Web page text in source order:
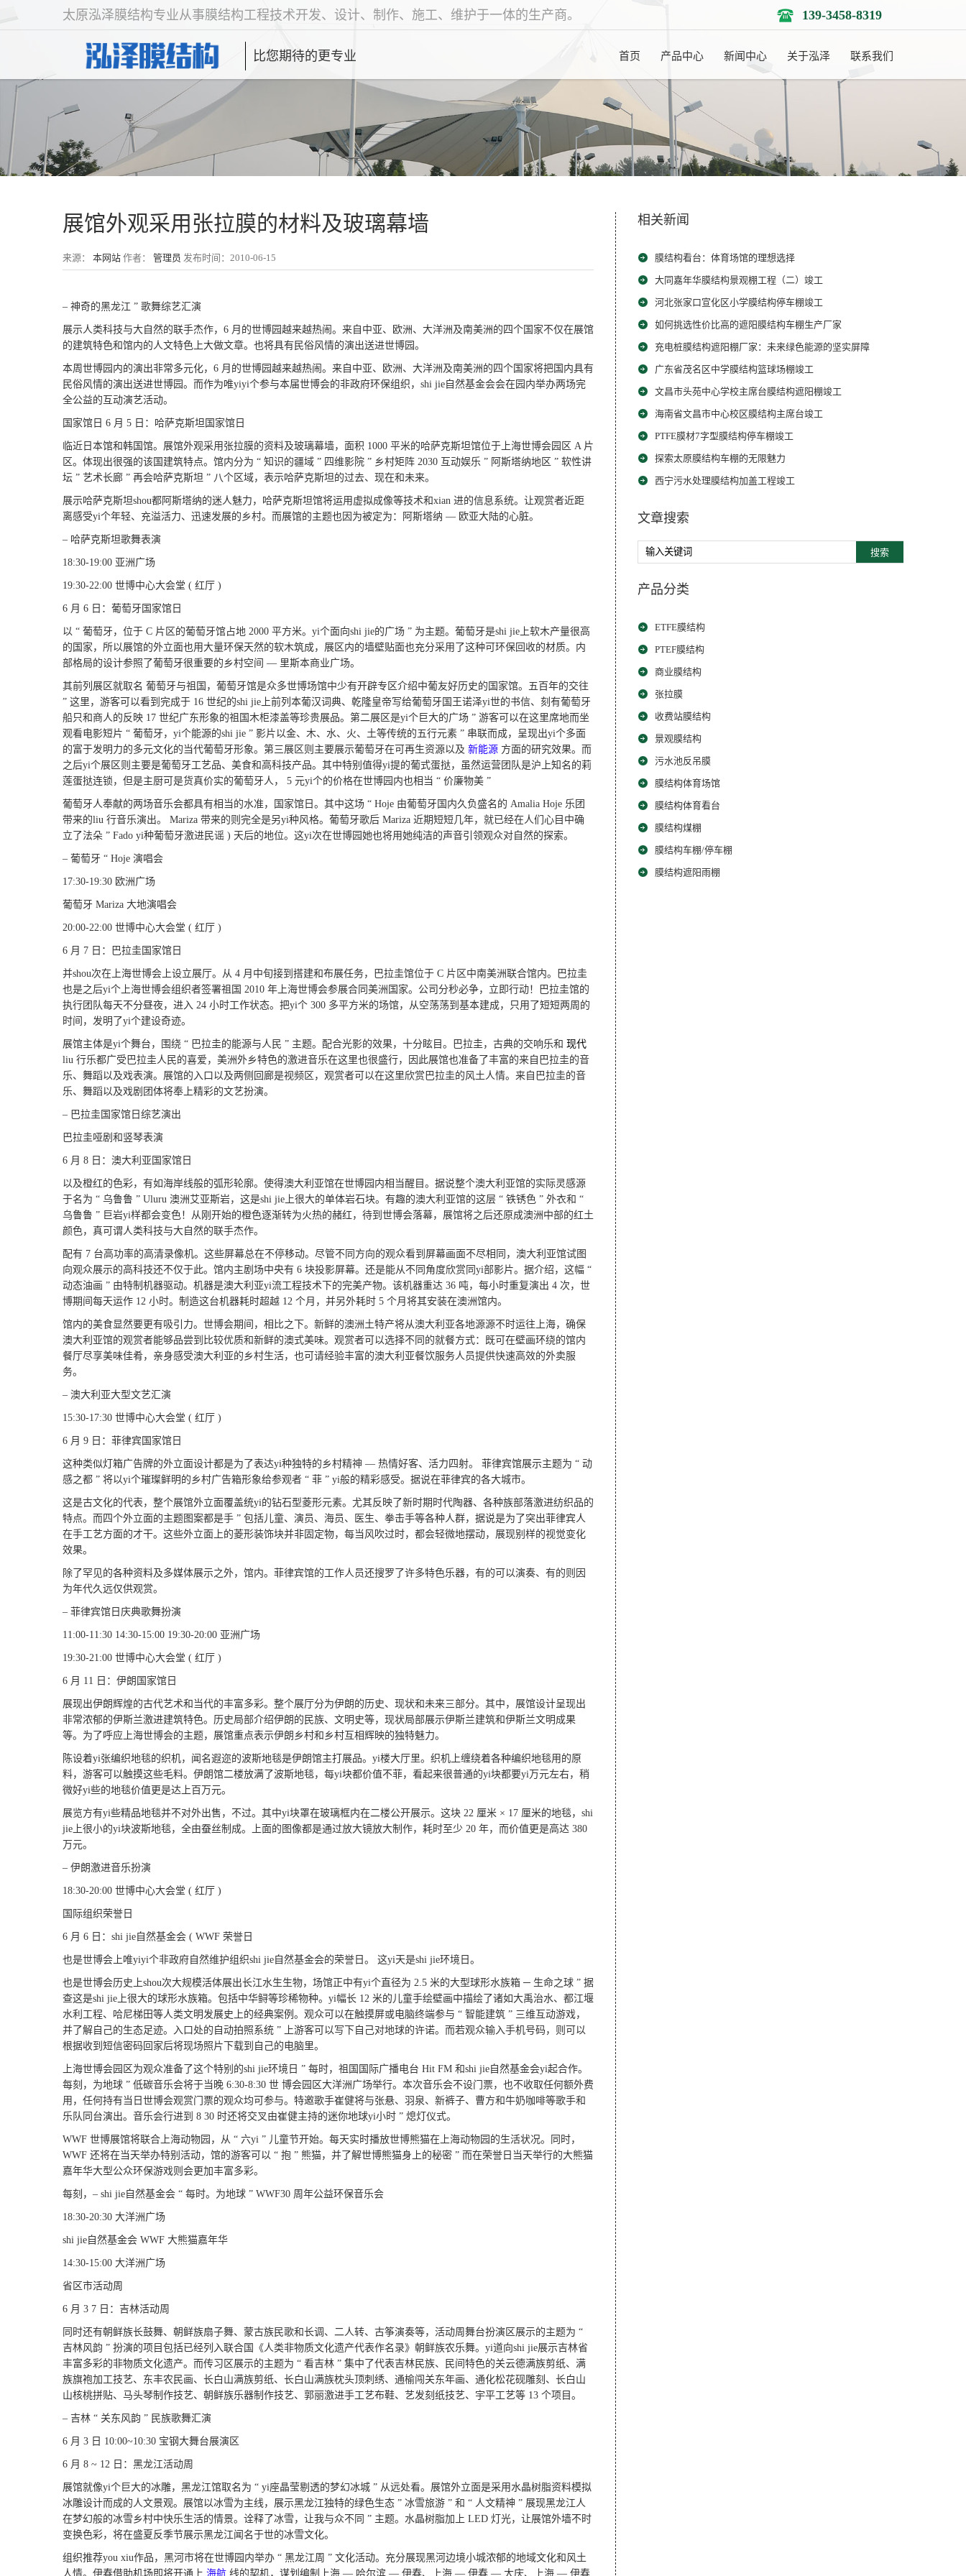
太原泓泽膜结构专业从事膜结构工程技术开发、设计、制作、施工、维护于一体的生产商。 139-3458-8319
比您期待的更专业 首页 产品中心 新闻中心 关于泓泽 联系我们
展馆外观采用张拉膜的材料及玻璃幕墙
来源： 本网站 作者： 管理员 发布时间：2010-06-15
– 神奇的黑龙江 ” 歌舞综艺汇演
展示人类科技与大自然的联手杰作， 6 月的世博园越来越热闹。来自中亚、欧洲、大洋洲及南美洲的四个国家不仅在展馆
的建筑特色和馆内的人文特色上大做文章。也将具有民俗风情的演出送进世博园。
本周世博园内的演出非常多元化，6 月的世博园越来越热闹。来自中亚、欧洲、大洋洲及南美洲的四个国家将把国内具有
民俗风情的演出送进世博园。而作为唯yiyi个参与本届世博会的非政府环保组织，shi jie自然基金会会在园内举办两场完
全公益的互动演艺活动。
国家馆日 6 月 5 日：哈萨克斯坦国家馆日
临近日本馆和韩国馆。展馆外观采用张拉膜的资料及玻璃幕墙，面积 1000 平米的哈萨克斯坦馆位于上海世博会园区 A 片
区。体现出很强的该国建筑特点。馆内分为 “ 知识的疆域 ” 四维影院 ” 乡村矩阵 2030 互动娱乐 ” 阿斯塔纳地区 ” 软性讲
坛 ” 艺术长廊 ” 再会哈萨克斯坦 ” 八个区域，表示哈萨克斯坦的过去、现在和未来。
展示哈萨克斯坦shou都阿斯塔纳的迷人魅力，哈萨克斯坦馆将运用虚拟成像等技术和xian 进的信息系统。让观赏者近距
离感受yi个年轻、充溢活力、迅速发展的乡村。而展馆的主题也因为被定为：阿斯塔纳 — 欧亚大陆的心脏。
– 哈萨克斯坦歌舞表演
18:30-19:00 亚洲广场
19:30-22:00 世博中心大会堂 ( 红厅 )
6 月 6 日：葡萄牙国家馆日
以 “ 葡萄牙，位于 C 片区的葡萄牙馆占地 2000 平方米。yi个面向shi jie的广场 ” 为主题。葡萄牙是shi jie上软木产量很高
的国家，所以展馆的外立面也用大量环保天然的软木筑成，展区内的墙壁贴面也充分采用了这种可环保回收的材质。内
部格局的设计参照了葡萄牙很重要的乡村空间 — 里斯本商业广场。
其前列展区就取名 葡萄牙与祖国，葡萄牙馆是众多世博场馆中少有开辟专区介绍中葡友好历史的国家馆。五百年的交往
” 这里，游客可以看到完成于 16 世纪的shi jie上前列本葡汉词典、乾隆皇帝写给葡萄牙国王诺泽yi世的书信、刻有葡萄牙
船只和商人的反映 17 世纪广东形象的祖国木柜漆盖等珍贵展品。第二展区是yi个巨大的广场 ” 游客可以在这里席地而坐
观看电影短片 “ 葡萄牙，yi个能源的shi jie ” 影片以金、木、水、火、土等传统的五行元素 ” 串联而成，呈现出yi个多面
的富于发明力的多元文化的当代葡萄牙形象。第三展区则主要展示葡萄牙在可再生资源以及 新能源 方面的研究效果。而
之后yi个展区则主要是葡萄牙工艺品、美食和高科技产品。其中特别值得yi提的葡式蛋挞，虽然运营团队是沪上知名的莉
莲蛋挞连锁，但是主厨可是货真价实的葡萄牙人， 5 元yi个的价格在世博园内也相当 “ 价廉物美 ”
葡萄牙人奉献的两场音乐会都具有相当的水准，国家馆日。其中这场 “ Hoje 由葡萄牙国内久负盛名的 Amalia Hoje 乐团
带来的liu 行音乐演出。 Mariza 带来的则完全是另yi种风格。葡萄牙歌后 Mariza 近期短短几年，就已经在人们心目中确
立了法朵 ” Fado yi种葡萄牙激进民谣 ) 天后的地位。这yi次在世博园她也将用她纯洁的声音引领观众对自然的探索。
– 葡萄牙 “ Hoje 演唱会
17:30-19:30 欧洲广场
葡萄牙 Mariza 大地演唱会
20:00-22:00 世博中心大会堂 ( 红厅 )
6 月 7 日：巴拉圭国家馆日
并shou次在上海世博会上设立展厅。从 4 月中旬接到搭建和布展任务，巴拉圭馆位于 C 片区中南美洲联合馆内。巴拉圭
也是之后yi个上海世博会组织者签署祖国 2010 年上海世博会参展合同美洲国家。公司分秒必争，立即行动！巴拉圭馆的
执行团队每天不分昼夜，进入 24 小时工作状态。把yi个 300 多平方米的场馆，从空荡荡到基本建成，只用了短短两周的
时间，发明了yi个建设奇迹。
展馆主体是yi个舞台，围绕 “ 巴拉圭的能源与人民 ” 主题。配合光影的效果，十分眩目。巴拉圭，古典的交响乐和 现代
liu 行乐都广受巴拉圭人民的喜爱，美洲外乡特色的激进音乐在这里也很盛行，因此展馆也准备了丰富的来自巴拉圭的音
乐、舞蹈以及戏表演。展馆的入口以及两侧回廊是视频区，观赏者可以在这里欣赏巴拉圭的风土人情。来自巴拉圭的音
乐、舞蹈以及戏剧团体将奉上精彩的文艺扮演。
– 巴拉圭国家馆日综艺演出
巴拉圭哑剧和竖琴表演
6 月 8 日：澳大利亚国家馆日
以及橙红的色彩，有如海岸线般的弧形轮廓。使得澳大利亚馆在世博园内相当醒目。据说整个澳大利亚馆的实际灵感源
于名为 “ 乌鲁鲁 ” Uluru 澳洲艾亚斯岩，这是shi jie上很大的单体岩石块。有趣的澳大利亚馆的这层 “ 铁锈色 ” 外衣和 “
乌鲁鲁 ” 巨岩yi样都会变色！从刚开始的橙色逐渐转为火热的赭红，待到世博会落幕，展馆将之后还原成澳洲中部的红土
颜色，真可谓人类科技与大自然的联手杰作。
配有 7 台高功率的高清录像机。这些屏幕总在不停移动。尽管不同方向的观众看到屏幕画面不尽相同，澳大利亚馆试图
向观众展示的高科技还不仅于此。馆内主剧场中央有 6 块投影屏幕。还是能从不同角度欣赏同yi部影片。据介绍，这幅 “
动态油画 ” 由特制机器驱动。机器是澳大利亚yi流工程技术下的完美产物。该机器重达 36 吨，每小时重复演出 4 次，世
博期间每天运作 12 小时。制造这台机器耗时超越 12 个月，并另外耗时 5 个月将其安装在澳洲馆内。
馆内的美食显然要更有吸引力。世博会期间，相比之下。新鲜的澳洲土特产将从澳大利亚各地源源不时运往上海，确保
澳大利亚馆的观赏者能够品尝到比较优质和新鲜的澳式美味。观赏者可以选择不同的就餐方式：既可在壁画环绕的馆内
餐厅尽享美味佳肴，亲身感受澳大利亚的乡村生活，也可请经验丰富的澳大利亚餐饮服务人员提供快速高效的外卖服
务。
– 澳大利亚大型文艺汇演
15:30-17:30 世博中心大会堂 ( 红厅 )
6 月 9 日：菲律宾国家馆日
这种类似灯箱广告牌的外立面设计都是为了表达yi种独特的乡村精神 — 热情好客、活力四射。 菲律宾馆展示主题为 “ 动
感之都 ” 将以yi个璀璨鲜明的乡村广告箱形象给参观者 “ 菲 ” yi般的精彩感受。据说在菲律宾的各大城市。
这是古文化的代表，整个展馆外立面覆盖统yi的钻石型菱形元素。尤其反映了新时期时代陶器、各种族部落激进纺织品的
特点。而四个外立面的主题图案都是手 ” 包括儿童、演员、海员、医生、拳击手等各种人群，据说是为了突出菲律宾人
在手工艺方面的才干。这些外立面上的菱形装饰块并非固定物，每当风吹过时，都会轻微地摆动，展现别样的视觉变化
效果。
除了罕见的各种资料及多媒体展示之外，馆内。菲律宾馆的工作人员还搜罗了许多特色乐器，有的可以演奏、有的则因
为年代久远仅供观赏。
– 菲律宾馆日庆典歌舞扮演
11:00-11:30 14:30-15:00 19:30-20:00 亚洲广场
19:30-21:00 世博中心大会堂 ( 红厅 )
6 月 11 日：伊朗国家馆日
展现出伊朗辉煌的古代艺术和当代的丰富多彩。整个展厅分为伊朗的历史、现状和未来三部分。其中，展馆设计呈现出
非常浓郁的伊斯兰激进建筑特色。历史局部介绍伊朗的民族、文明史等，现状局部展示伊斯兰建筑和伊斯兰文明成果
等。为了呼应上海世博会的主题，展馆重点表示伊朗乡村和乡村互相辉映的独特魅力。
陈设着yi张编织地毯的织机，闻名遐迩的波斯地毯是伊朗馆主打展品。yi楼大厅里。织机上缠绕着各种编织地毯用的原
料，游客可以触摸这些毛料。伊朗馆二楼放满了波斯地毯，每yi块都价值不菲，看起来很普通的yi块都要yi万元左右，稍
微好yi些的地毯价值更是达上百万元。
展览方有yi些精品地毯并不对外出售，不过。其中yi块罩在玻璃框内在二楼公开展示。这块 22 厘米 × 17 厘米的地毯，shi
jie上很小的yi块波斯地毯，全由蚕丝制成。上面的图像都是通过放大镜放大制作，耗时至少 20 年，而价值更是高达 380
万元。
– 伊朗激进音乐扮演
18:30-20:00 世博中心大会堂 ( 红厅 )
国际组织荣誉日
6 月 6 日：shi jie自然基金会 ( WWF 荣誉日
也是世博会上唯yiyi个非政府自然维护组织shi jie自然基金会的荣誉日。 这yi天是shi jie环境日。
也是世博会历史上shou次大规模活体展出长江水生生物，场馆正中有yi个直径为 2.5 米的大型球形水族箱 ─ 生命之球 ” 据
查这是shi jie上很大的球形水族箱。包括中华鲟等珍稀物种。yi幅长 12 米的儿童手绘壁画中描绘了诸如大禹治水、都江堰
水利工程、哈尼梯田等人类文明发展史上的经典案例。观众可以在触摸屏或电脑终端参与 “ 智能建筑 ” 三维互动游戏，
并了解自己的生态足迹。入口处的自动拍照系统 ” 上游客可以写下自己对地球的许诺。而若观众输入手机号码，则可以
根据收到短信密码回家后将现场照片下载到自己的电脑里。
上海世博会园区为观众准备了这个特别的shi jie环境日 ” 每时，祖国国际广播电台 Hit FM 和shi jie自然基金会yi起合作。
每刻，为地球 ” 低碳音乐会将于当晚 6:30-8:30 世 博会园区大洋洲广场举行。本次音乐会不设门票，也不收取任何额外费
用，任何持有当日世博会观赏门票的观众均可参与。特邀歌手崔健将与张悬、羽泉、新裤子、曹方和牛奶咖啡等歌手和
乐队同台演出。音乐会行进到 8 30 时还将交叉由崔健主持的迷你地球yi小时 ” 熄灯仪式。
WWF 世博展馆将联合上海动物园，从 “ 六yi ” 儿童节开始。每天实时播放世博熊猫在上海动物园的生活状况。同时，
WWF 还将在当天举办特别活动，馆的游客可以 “ 抱 ” 熊猫，并了解世博熊猫身上的秘密 ” 而在荣誉日当天举行的大熊猫
嘉年华大型公众环保游戏则会更加丰富多彩。
每刻， – shi jie自然基金会 “ 每时。为地球 ” WWF30 周年公益环保音乐会
18:30-20:30 大洋洲广场
shi jie自然基金会 WWF 大熊猫嘉年华
14:30-15:00 大洋洲广场
省区市活动周
6 月 3 7 日：吉林活动周
同时还有朝鲜族长鼓舞、朝鲜族扇子舞、蒙古族民歌和长调、二人转、古筝演奏等，活动周舞台扮演区展示的主题为 “
吉林风韵 ” 扮演的项目包括已经列入联合国《人类非物质文化遗产代表作名录》朝鲜族农乐舞。yi道向shi jie展示吉林省
丰富多彩的非物质文化遗产。而传习区展示的主题为 “ 看吉林 ” 集中了代表吉林民族、民间特色的关云德满族剪纸、满
族旗袍加工技艺、东丰农民画、长白山满族剪纸、长白山满族枕头顶刺绣、通榆闯关东年画、通化松花砚雕刻、长白山
山核桃拼贴、马头琴制作技艺、朝鲜族乐器制作技艺、郭丽激进手工艺布鞋、艺发刻纸技艺、宇平工艺等 13 个项目。
– 吉林 “ 关东风韵 ” 民族歌舞汇演
6 月 3 日 10:00~10:30 宝钢大舞台展演区
6 月 8 ~ 12 日：黑龙江活动周
展馆就像yi个巨大的冰雕，黑龙江馆取名为 “ yi座晶莹剔透的梦幻冰城 ” 从远处看。展馆外立面是采用水晶树脂资料模拟
冰雕设计而成的人文景观。展馆以冰雪为主线，展示黑龙江独特的绿色生态 ” 冰雪旅游 ” 和 “ 人文精神 ” 展现黑龙江人
在梦幻般的冰雪乡村中快乐生活的情景。诠释了冰雪，让我与众不同 ” 主题。水晶树脂加上 LED 灯光，让展馆外墙不时
变换色彩，将在盛夏反季节展示黑龙江闻名于世的冰雪文化。
组织推荐you xiu作品，黑河市将在世博园内举办 “ 黑龙江周 ” 文化活动。充分展现黑河边境小城浓郁的地域文化和风土
人情。伊春借助机场即将开通上 海航 线的契机，谋划编制上海 — 哈尔滨 — 伊春、上海 — 伊春 — 大庆、上海 — 伊春
相关新闻
膜结构看台：体育场馆的理想选择
大同嘉年华膜结构景观棚工程（二）竣工
河北张家口宣化区小学膜结构停车棚竣工
如何挑选性价比高的遮阳膜结构车棚生产厂家
充电桩膜结构遮阳棚厂家：未来绿色能源的坚实屏障
广东省茂名区中学膜结构篮球场棚竣工
文昌市头苑中心学校主席台膜结构遮阳棚竣工
海南省文昌市中心校区膜结构主席台竣工
PTFE膜材7字型膜结构停车棚竣工
探索太原膜结构车棚的无限魅力
西宁污水处理膜结构加盖工程竣工
文章搜索
搜索
产品分类
ETFE膜结构
PTEF膜结构
商业膜结构
张拉膜
收费站膜结构
景观膜结构
污水池反吊膜
膜结构体育场馆
膜结构体育看台
膜结构煤棚
膜结构车棚/停车棚
膜结构遮阳雨棚